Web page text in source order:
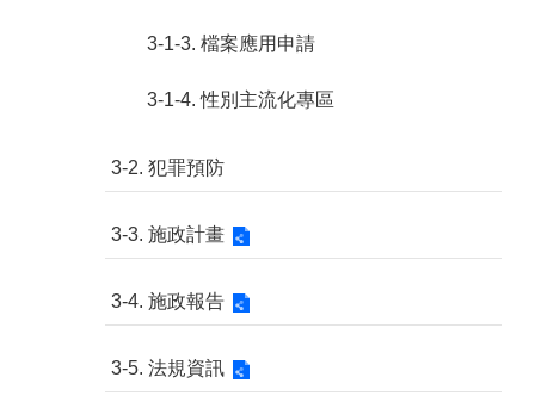
3-1-3. 檔案應用申請
3-1-4. 性別主流化專區
3-2. 犯罪預防
3-3. 施政計畫
3-4. 施政報告
3-5. 法規資訊